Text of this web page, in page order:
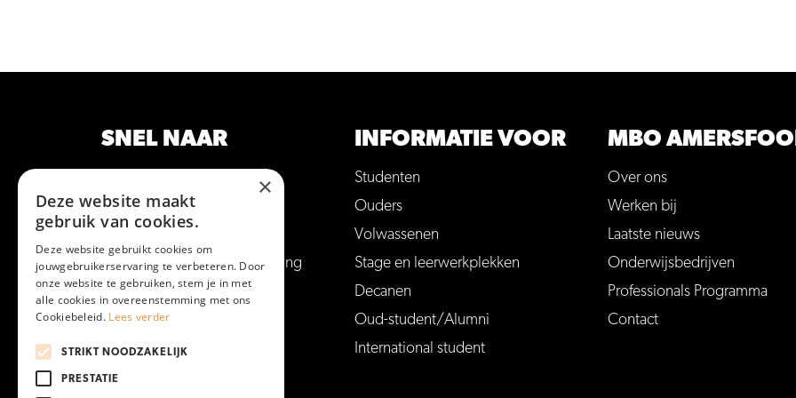
SNEL NAAR
Hulp bij studiekeuze
Aanmelden voor een opleiding
Vakantie en vrije dagen
Veelgestelde vragen
INFORMATIE VOOR
Studenten
Ouders
Volwassenen
Stage en leerwerkplekken
Decanen
Oud-student/Alumni
International student
MBO
Over ons
Werken bij
Laatste nieuws
Onderwijsbedrijven
Professionals Programma
Contact
×
Deze website maakt
gebruik van cookies.
Deze website gebruikt cookies om
jouwgebruikerservaring te verbeteren. Door
onze website te gebruiken, stem je in met
alle cookies in overeenstemming met ons
Cookiebeleid. Lees verder
STRIKT NOODZAKELIJK
PRESTATIE